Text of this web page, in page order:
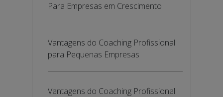
Para Empresas em Crescimento
Vantagens do Coaching Profissional
para Pequenas Empresas
Vantagens do Coaching Profissional